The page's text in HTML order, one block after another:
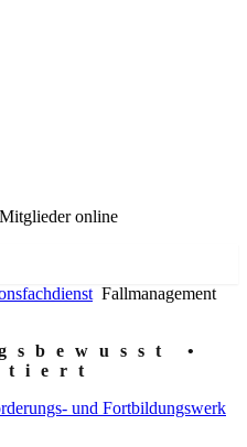
online
Fallmanagement
•
und Fortbildungswerk